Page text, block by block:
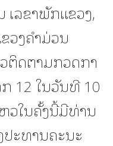
ເລຂາພັກແຂວງ,
ວງຄໍາມ່ວນ
ຕິດຕາມກວດກາ
12 ໃນວັນທີ 10
ວໃນຄັ້ງນີ້ມີທ່ານ
ະທານຄະນະ